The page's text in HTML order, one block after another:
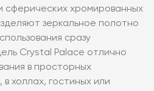
сферических хромированных
зеркальное полотно
сразу
Crystal Palace отлично
в просторных
холлах, гостиных или